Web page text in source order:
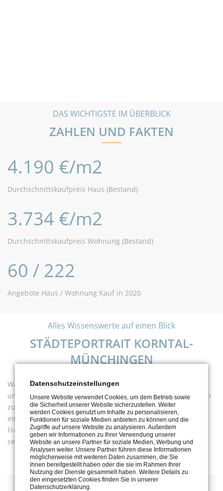
DAS WICHTIGSTE IM ÜBERBLICK
ZAHLEN UND FAKTEN
4.190 €/m2
Durchschnittskaufpreis Haus (Bestand)
3.734 €/m2
Durchschnittskaufpreis Wohnung (Bestand)
60 / 222
Angebote Haus / Wohnung Kauf in 2020
Alles Wissenswerte auf einen Blick
STÄDTEPORTRAIT KORNTAL-
MÜNCHINGEN
Was hat Korntal-Münchingen zu bieten? Das erfahren Sie in
unserem ausführlichen Städteportrait. Neben Informationen
zur Lage, der Historie und dem Verkehr erhalten Sie auch
einen Überblick zu den Einkaufsmöglichkeiten, der
Freizeitgestaltung, den regelmäßigen Veranstaltungen und
selbstverständlich zum Thema Familie und Kinder.
DIE STADT
Datenschutzeinstellungen
Unsere Website verwendet Cookies, um dem Betrieb sowie
die Sicherheit unserer Website sicherzustellen. Weiter
werden Cookies genutzt um Inhalte zu personalisieren,
Funktionen für soziale Medien anbieten zu können und die
Zugriffe auf unsere Website zu analysieren. Außerdem
geben wir Informationen zu Ihrer Verwendung unserer
Website an unsere Partner für soziale Medien, Werbung und
Analysen weiter. Unsere Partner führen diese Informationen
möglicherweise mit weiteren Daten zusammen, die Sie
ihnen bereitgestellt haben oder die sie im Rahmen Ihrer
Nutzung der Dienste gesammelt haben. Weitere Details zu
den eingesetzten Cookies finden Sie in unserer
Datenschutzerklärung.